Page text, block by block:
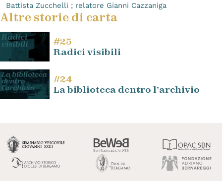
Battista Zucchelli ; relatore Gianni Cazzaniga
Altre storie di carta
#25
Radici visibili
#24
La biblioteca dentro l’archivio